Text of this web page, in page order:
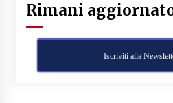
Rimani
Iscriviti alla